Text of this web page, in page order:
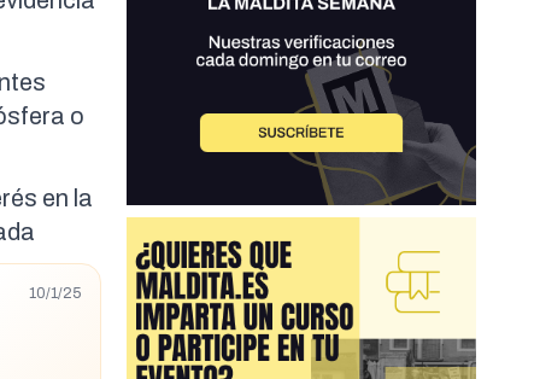
o
en la
10/1/25